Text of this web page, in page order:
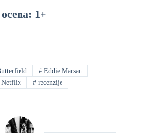
1+
# Eddie Marsan
Netflix # recenzije